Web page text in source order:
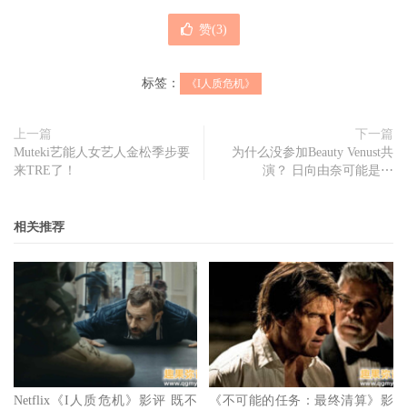
《I人质危机》
原因之一，是电影中的人物太过扁平。劫持者虽然全程都在
场，但他的动机只有片段暗示，明明和人质可能有所连结，
却没有产生火花；人质面临生死压力表现各异，躲在小房间
的几人从一开始互相指责到彼此扶持，这个转换本该令人感
赞(3)
标签： 《I人质危机》
上一篇
Muteki艺能人女艺人金松季步要
来TRE了！
下一篇
为什么没参加Beauty Venust共
演？ 日向由奈可能是⋯
相关推荐
Netflix《I人质危机》影评 既不
《不可能的任务：最终清算》影